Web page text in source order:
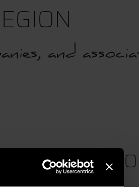
and
PART